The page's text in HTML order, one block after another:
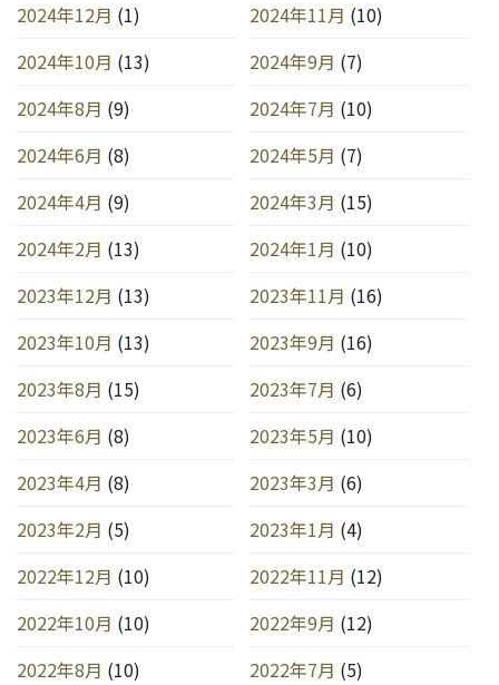
2024年12月 (1) 2024年11月 (10)
2024年10月 (13) 2024年9月 (7)
2024年8月 (9) 2024年7月 (10)
2024年6月 (8) 2024年5月 (7)
2024年4月 (9) 2024年3月 (15)
2024年2月 (13) 2024年1月 (10)
2023年12月 (13) 2023年11月 (16)
2023年10月 (13) 2023年9月 (16)
2023年8月 (15) 2023年7月 (6)
2023年6月 (8) 2023年5月 (10)
2023年4月 (8) 2023年3月 (6)
2023年2月 (5) 2023年1月 (4)
2022年12月 (10) 2022年11月 (12)
2022年10月 (10) 2022年9月 (12)
2022年8月 (10) 2022年7月 (5)